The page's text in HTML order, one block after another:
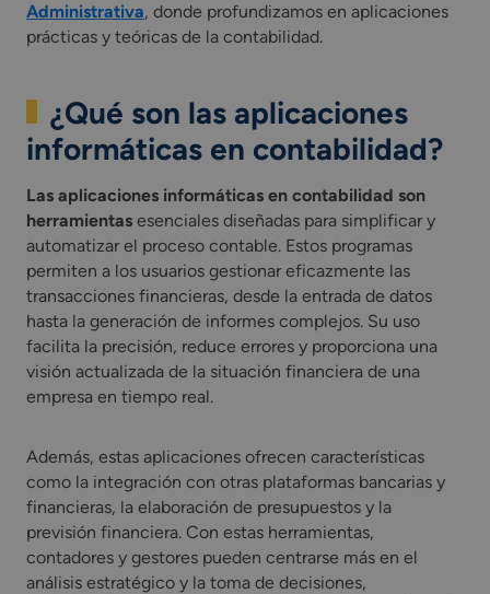
Administrativa, donde profundizamos en aplicaciones
prácticas y teóricas de la contabilidad.
¿Qué son las aplicaciones
informáticas en contabilidad?
Las aplicaciones informáticas en contabilidad son
herramientas esenciales diseñadas para simplificar y
automatizar el proceso contable. Estos programas
permiten a los usuarios gestionar eficazmente las
transacciones financieras, desde la entrada de datos
hasta la generación de informes complejos. Su uso
facilita la precisión, reduce errores y proporciona una
visión actualizada de la situación financiera de una
empresa en tiempo real.
Además, estas aplicaciones ofrecen características
como la integración con otras plataformas bancarias y
financieras, la elaboración de presupuestos y la
previsión financiera. Con estas herramientas,
contadores y gestores pueden centrarse más en el
análisis estratégico y la toma de decisiones,